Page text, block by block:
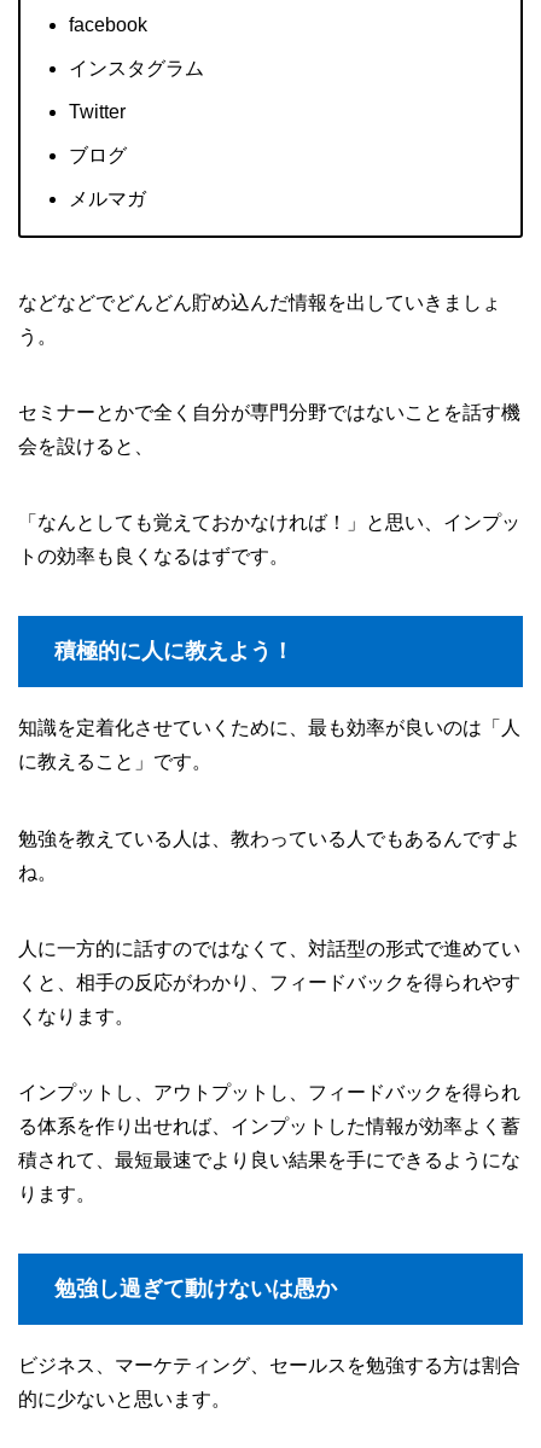
facebook
インスタグラム
Twitter
ブログ
メルマガ
などなどでどんどん貯め込んだ情報を出していきましょ
う。
セミナーとかで全く自分が専門分野ではないことを話す機
会を設けると、
「なんとしても覚えておかなければ！」と思い、インプッ
トの効率も良くなるはずです。
積極的に人に教えよう！
知識を定着化させていくために、最も効率が良いのは「人
に教えること」です。
勉強を教えている人は、教わっている人でもあるんですよ
ね。
人に一方的に話すのではなくて、対話型の形式で進めてい
くと、相手の反応がわかり、フィードバックを得られやす
くなります。
インプットし、アウトプットし、フィードバックを得られ
る体系を作り出せれば、インプットした情報が効率よく蓄
積されて、最短最速でより良い結果を手にできるようにな
ります。
勉強し過ぎて動けないは愚か
ビジネス、マーケティング、セールスを勉強する方は割合
的に少ないと思います。